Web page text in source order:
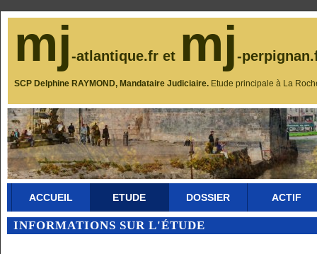
mj-atlantique.fr et mj-
SCP Delphine RAYMOND, Mandataire Judiciaire. Etude principale à La
ACCUEIL ETUDE DOSSIER ACTIF
INFORMATIONS SUR L'ÉTUDE